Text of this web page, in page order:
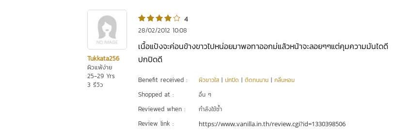
Tukkata256
ผิวแพ้ง่าย
25-29 Yrs
3 รีวิว
4
28/02/2012 10:08
เนื้อแป้งจะค่อนข้างขาวไปหน่อยมาพอทาออกม่แล้วหน้าจะลอยๆๆแต่คุมความมันไดดี
ปกปิดดี
Benefit received : ผิวขาวใส | ปกปิด | ติดทนนาน | กลิ่นหอม
Shopped at : อื่น ๆ
Reviewed when : กำลังใช้ซ้ำ
Review link : https://www.vanilla.in.th/review.cgi?id=1330398506